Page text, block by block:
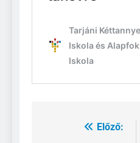
BejegyzésElőző: